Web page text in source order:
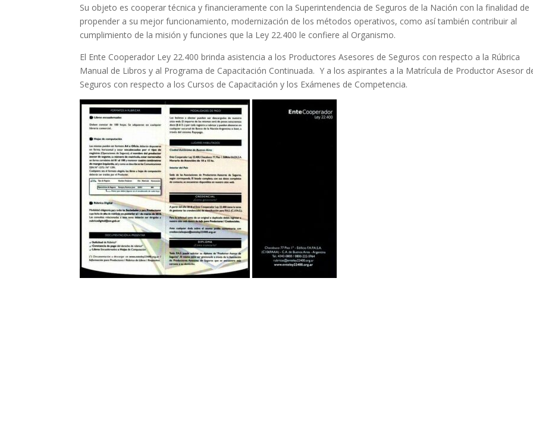
Su objeto es cooperar técnica y financieramente con la Superintendencia de Seguros de la Nación con la finalidad de
propender a su mejor funcionamiento, modernización de los métodos operativos, como así también contribuir al
cumplimiento de la misión y funciones que la Ley 22.400 le confiere al Organismo.
El Ente Cooperador Ley 22.400 brinda asistencia a los Productores Asesores de Seguros con respecto a la Rúbrica
Manual de Libros y al Programa de Capacitación Continuada. Y a los aspirantes a la Matrícula de Productor Asesor
Seguros con respecto a los Cursos de Capacitación y los Exámenes de Competencia.